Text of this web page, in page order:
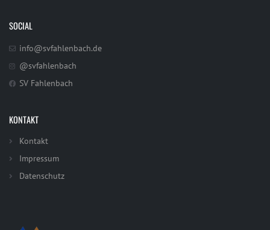
SOCIAL
info@svfahlenbach.de
@svfahlenbach
SV Fahlenbach
KONTAKT
Kontakt
Impressum
Datenschutz